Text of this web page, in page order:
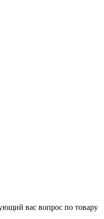
вас вопрос по товару